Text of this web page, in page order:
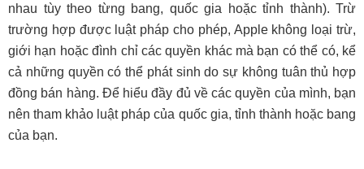
nhau tùy theo từng bang, quốc gia hoặc tỉnh thành). Trừ
trường hợp được luật pháp cho phép, Apple không loại trừ,
giới hạn hoặc đình chỉ các quyền khác mà bạn có thể có, kể
cả những quyền có thể phát sinh do sự không tuân thủ hợp
đồng bán hàng. Để hiểu đầy đủ về các quyền của mình, bạn
nên tham khảo luật pháp của quốc gia, tỉnh thành hoặc bang
của bạn.